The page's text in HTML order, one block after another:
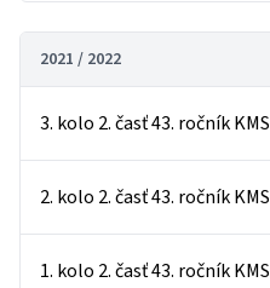
2021 / 2022
3. kolo 2. časť 43. ročník KMS
2. kolo 2. časť 43. ročník KMS
1. kolo 2. časť 43. ročník KMS